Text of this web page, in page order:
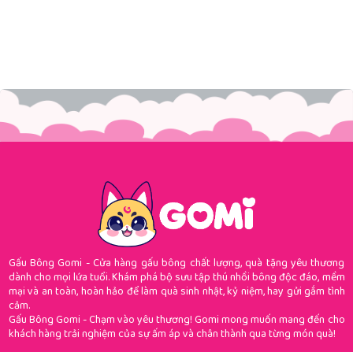
Gấu Bông Gomi - Cửa hàng gấu bông chất lượng, quà tặng yêu thương
dành cho mọi lứa tuổi. Khám phá bộ sưu tập thú nhồi bông độc đáo, mềm
mại và an toàn, hoàn hảo để làm quà sinh nhật, kỷ niệm, hay gửi gắm tình
cảm.
Gấu Bông Gomi - Chạm vào yêu thương! Gomi mong muốn mang đến cho
khách hàng trải nghiệm của sự ấm áp và chân thành qua từng món quà!